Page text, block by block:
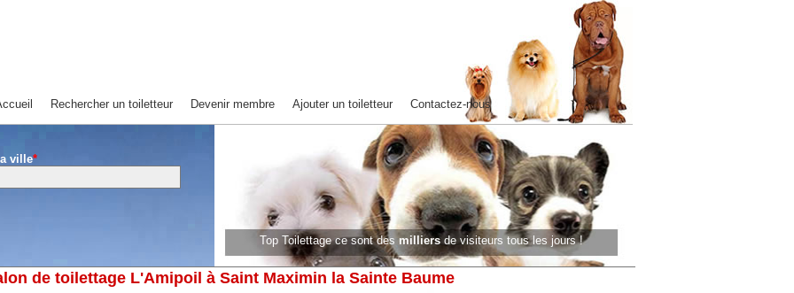
Rechercher un toiletteur Devenir membre Ajouter un toiletteur Contactez-nous
ville*
Top Toilettage ce sont des milliers de visiteurs tous les jours !
de toilettage L'Amipoil à Saint Maximin la Sainte Baume